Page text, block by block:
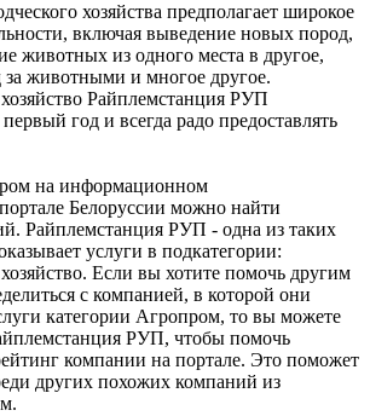
хозяйства предполагает широкое
включая выведение новых пород,
животных из одного места в другое,
животными и многое другое.
Райплемстанция РУП
год и всегда радо предоставлять
на информационном
Белоруссии можно найти
Райплемстанция РУП - одна из таких
услуги в подкатегории:
Если вы хотите помочь другим
с компанией, в которой они
категории Агропром, то вы можете
РУП, чтобы помочь
компании на портале. Это поможет
других похожих компаний из